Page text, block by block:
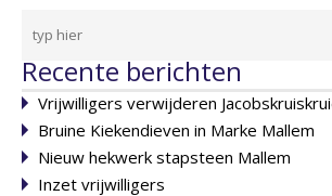
Recente berichten
Vrijwilligers verwijderen
Bruine Kiekendieven in Marke Mallem
Nieuw hekwerk stapsteen Mallem
Inzet vrijwilligers